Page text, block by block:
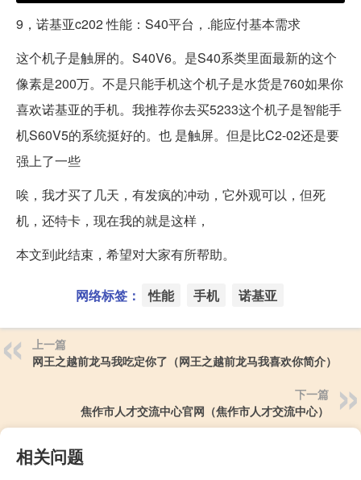
9，诺基亚c202 性能：S40平台，.能应付基本需求
这个机子是触屏的。S40V6。是S40系类里面最新的这个
像素是200万。不是只能手机这个机子是水货是760如果你
喜欢诺基亚的手机。我推荐你去买5233这个机子是智能手
机S60V5的系统挺好的。也 是触屏。但是比C2-02还是要
强上了一些
唉，我才买了几天，有发疯的冲动，它外观可以，但死
机，还特卡，现在我的就是这样，
本文到此结束，希望对大家有所帮助。
网络标签： 性能 手机 诺基亚
上一篇
网王之越前龙马我吃定你了（网王之越前龙马我喜欢你简介）
下一篇
焦作市人才交流中心官网（焦作市人才交流中心）
相关问题